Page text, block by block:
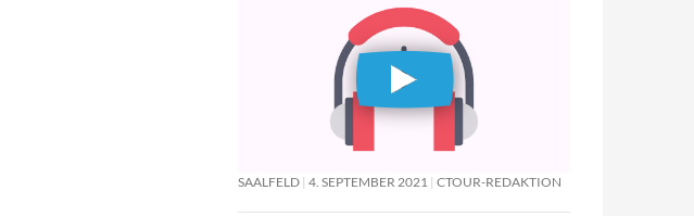
SAALFELD 4. SEPTEMBER 2021 CTOUR-REDAKTION